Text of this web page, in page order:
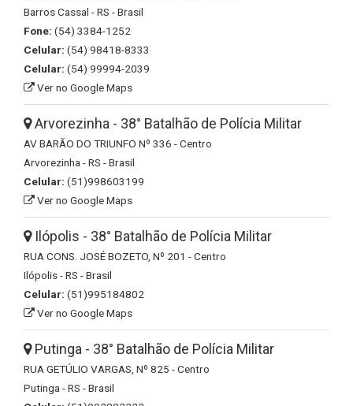
Barros Cassal - RS - Brasil
Fone: (54) 3384-1252
Celular: (54) 98418-8333
Celular: (54) 99994-2039
Ver no Google Maps
Arvorezinha - 38° Batalhão de Polícia Militar
AV BARÃO DO TRIUNFO Nº 336 - Centro
Arvorezinha - RS - Brasil
Celular: (51)998603199
Ver no Google Maps
Ilópolis - 38° Batalhão de Polícia Militar
RUA CONS. JOSÉ BOZETO, Nº 201 - Centro
Ilópolis - RS - Brasil
Celular: (51)995184802
Ver no Google Maps
Putinga - 38° Batalhão de Polícia Militar
RUA GETÚLIO VARGAS, Nº 825 - Centro
Putinga - RS - Brasil